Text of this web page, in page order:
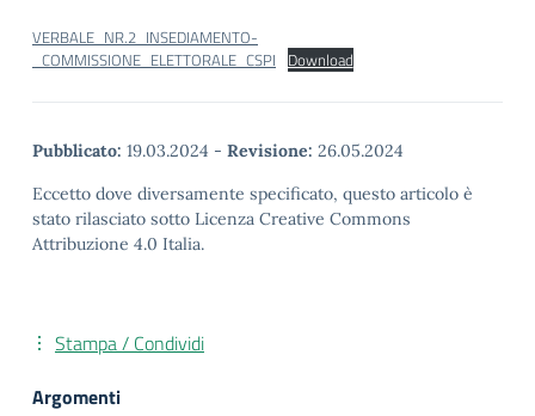
VERBALE_NR.2_INSEDIAMENTO-
_COMMISSIONE_ELETTORALE_CSPI Download
Pubblicato: 19.03.2024 - Revisione: 26.05.2024
Eccetto dove diversamente specificato, questo articolo è
stato rilasciato sotto Licenza Creative Commons
Attribuzione 4.0 Italia.
Stampa / Condividi
Argomenti